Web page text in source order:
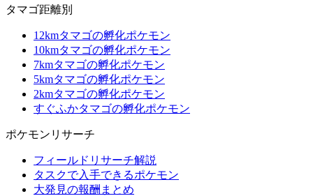
タマゴ距離別
12kmタマゴの孵化ポケモン
10kmタマゴの孵化ポケモン
7kmタマゴの孵化ポケモン
5kmタマゴの孵化ポケモン
2kmタマゴの孵化ポケモン
すぐふかタマゴの孵化ポケモン
ポケモンリサーチ
フィールドリサーチ解説
タスクで入手できるポケモン
大発見の報酬まとめ